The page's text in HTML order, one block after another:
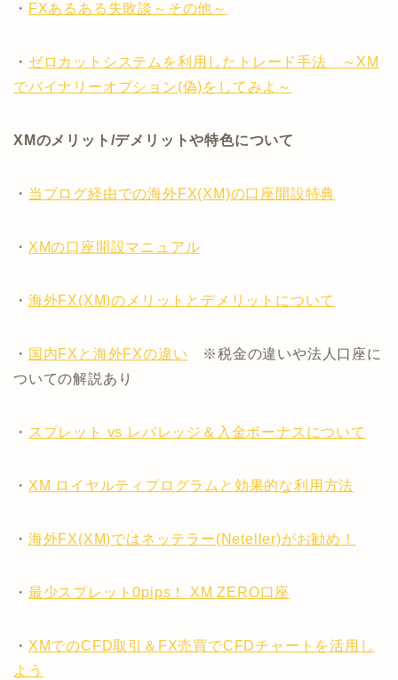
・ FXあるある失敗談～その他～
・ ゼロカットシステムを利用したトレード手法 ～XM
でバイナリーオプション(偽)をしてみよ～
XMのメリット/デメリットや特色について
・ 当ブログ経由での海外FX(XM)の口座開設特典
・ XMの口座開設マニュアル
・ 海外FX(XM)のメリットとデメリットについて
・ 国内FXと海外FXの違い ※税金の違いや法人口座に
ついての解説あり
・ スプレット vs レバレッジ＆入金ボーナスについて
・ XM ロイヤルティプログラムと効果的な利用方法
・ 海外FX(XM)ではネッテラー(Neteller)がお勧め！
・ 最少スプレット0pips！ XM ZERO口座
・ XMでのCFD取引＆FX売買でCFDチャートを活用し
よう